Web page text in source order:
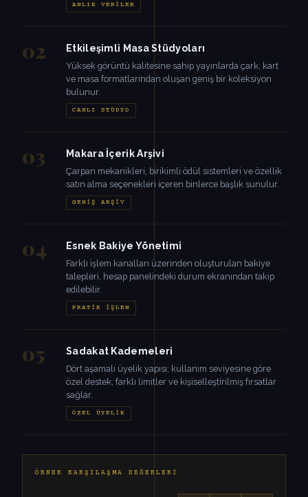
ANLIK VERILER
02 Etkileşimli Masa Stüdyoları
Yüksek görüntü kalitesine sahip yayınlarda çark, kart
ve masa formatlarından oluşan geniş bir koleksiyon
bulunur.
CANLI STÜDYO
03 Makara İçerik Arşivi
Çarpan mekanikleri, birikimli ödül sistemleri ve özellik
satın alma seçenekleri içeren binlerce başlık sunulur.
GENIŞ ARŞIV
04 Esnek Bakiye Yönetimi
Farklı işlem kanalları üzerinden oluşturulan bakiye
talepleri, hesap panelindeki durum ekranından takip
edilebilir.
PRATIK İŞLEM
05 Sadakat Kademeleri
Dört aşamalı üyelik yapısı; kullanım seviyesine göre
özel destek, farklı limitler ve kişiselleştirilmiş fırsatlar
sağlar.
ÖZEL ÜYELIK
ÖRNEK KARŞILAŞMA DEĞERLERI